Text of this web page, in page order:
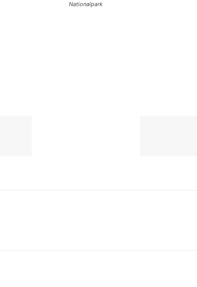
Nationalpark